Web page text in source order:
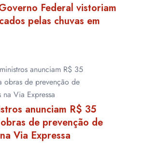
Federal vistoriam
pelas chuvas em
anunciam R$ 35
de prevenção de
Via Expressa